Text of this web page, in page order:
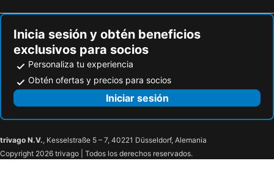
Inicia sesión y obtén beneficios
exclusivos para socios
Personaliza tu experiencia
Obtén ofertas y precios para socios
Iniciar sesión
trivago N.V., Kesselstraße 5 – 7, 40221 Düsseldorf, Alemania
Copyright 2026 trivago | Todos los derechos reservados.